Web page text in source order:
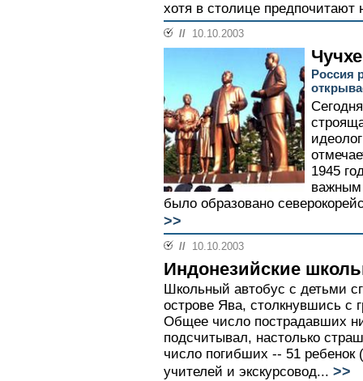
хотя в столице предпочитают
// 10.10.2003
Россия
1945
важным
было образовано
>>
// 10.10.2003
Индонезийские
Школьный автобус с детьми
острове Ява, столкнувшись с
Общее число пострадавших
подсчитывал, настолько
число погибших -- 51 ребенок
учителей и экскурсовод... >>